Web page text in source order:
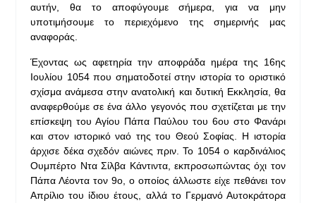
αυτήν, θα το αποφύγουμε σήμερα, για να μην
υποτιμήσουμε το περιεχόμενο της σημερινής μας
αναφοράς.
Έχοντας ως αφετηρία την αποφράδα ημέρα της 16ης
Ιουλίου 1054 που σηματοδοτεί στην ιστορία το οριστικό
σχίσμα ανάμεσα στην ανατολική και δυτική Εκκλησία, θα
αναφερθούμε σε ένα άλλο γεγονός που σχετίζεται με την
επίσκεψη του Αγίου Πάπα Παύλου του 6ου στο Φανάρι
και στον ιστορικό ναό της του Θεού Σοφίας. Η ιστορία
άρχισε δέκα σχεδόν αιώνες πριν. Το 1054 ο καρδινάλιος
Ουμπέρτο Ντα Σίλβα Κάντιντα, εκπροσωπώντας όχι τον
Πάπα Λέοντα τον 9ο, ο οποίος άλλωστε είχε πεθάνει τον
Απρίλιο του ίδιου έτους, αλλά το Γερμανό Αυτοκράτορα